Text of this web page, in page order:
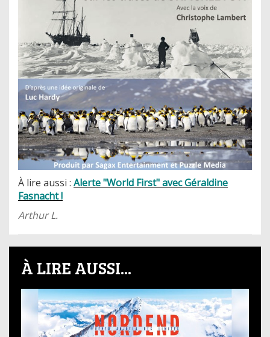
À lire aussi : Alerte "World First" avec Géraldine
Fasnacht !
Arthur L.
À LIRE AUSSI...